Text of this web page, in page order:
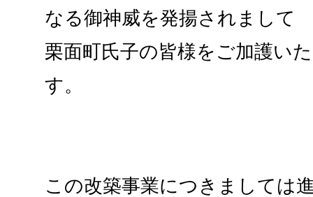
なる御神威を発揚されまして
栗面町氏子の皆様をご加護い
す。
この改築事業につきましては